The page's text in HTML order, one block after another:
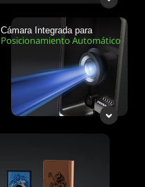
Cámara Integrada para
Posicionamiento Automático